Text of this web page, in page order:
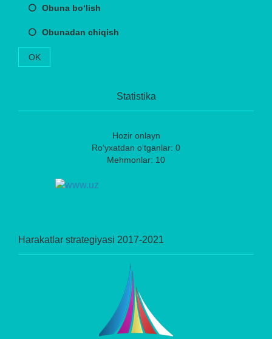
Obuna bo‘lish
Obunadan chiqish
OK
Statistika
Hozir onlayn
Ro‘yxatdan o‘tganlar: 0
Mehmonlar: 10
Harakatlar strategiyasi 2017-2021